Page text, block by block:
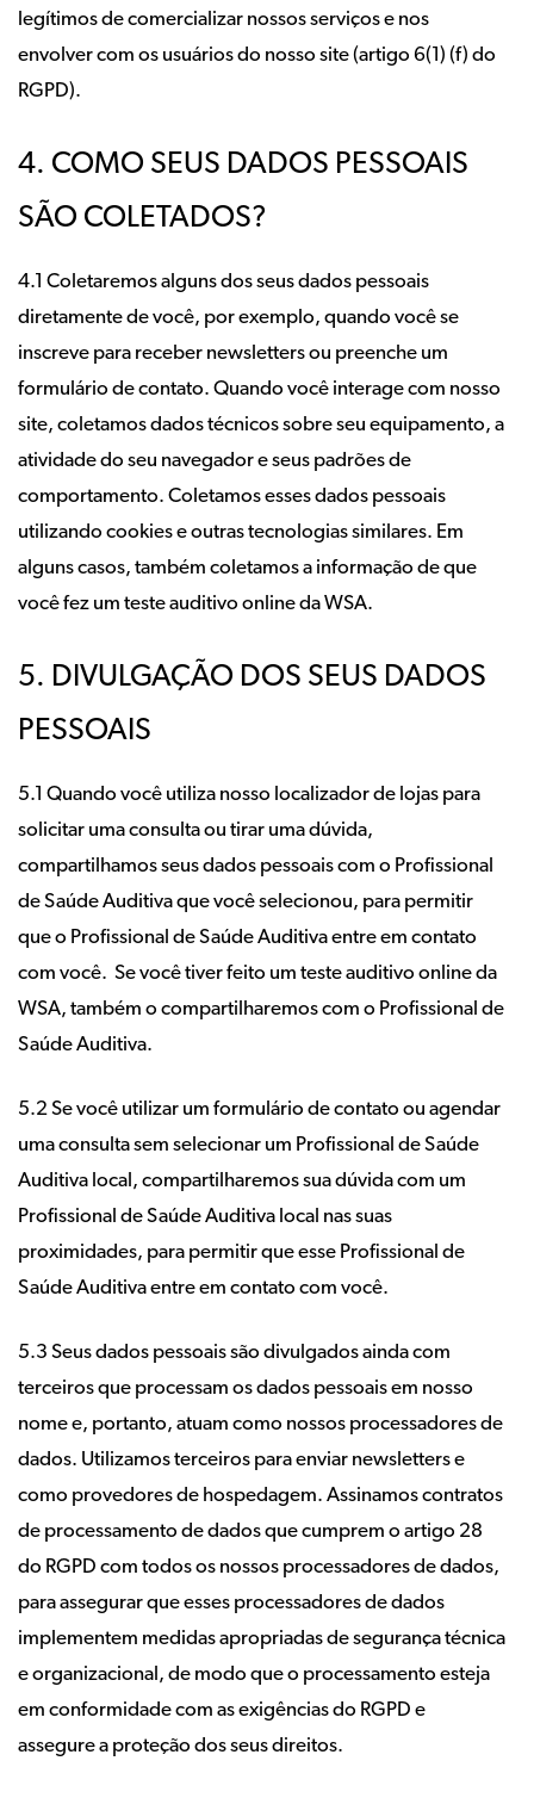
legítimos de comercializar nossos serviços e nos
envolver com os usuários do nosso site (artigo 6(1) (f) do
RGPD).
4. COMO SEUS DADOS PESSOAIS
SÃO COLETADOS?
4.1 Coletaremos alguns dos seus dados pessoais
diretamente de você, por exemplo, quando você se
inscreve para receber newsletters ou preenche um
formulário de contato. Quando você interage com nosso
site, coletamos dados técnicos sobre seu equipamento, a
atividade do seu navegador e seus padrões de
comportamento. Coletamos esses dados pessoais
utilizando cookies e outras tecnologias similares. Em
alguns casos, também coletamos a informação de que
você fez um teste auditivo online da WSA.
5. DIVULGAÇÃO DOS SEUS DADOS
PESSOAIS
5.1 Quando você utiliza nosso localizador de lojas para
solicitar uma consulta ou tirar uma dúvida,
compartilhamos seus dados pessoais com o Profissional
de Saúde Auditiva que você selecionou, para permitir
que o Profissional de Saúde Auditiva entre em contato
com você. Se você tiver feito um teste auditivo online da
WSA, também o compartilharemos com o Profissional de
Saúde Auditiva.
5.2 Se você utilizar um formulário de contato ou agendar
uma consulta sem selecionar um Profissional de Saúde
Auditiva local, compartilharemos sua dúvida com um
Profissional de Saúde Auditiva local nas suas
proximidades, para permitir que esse Profissional de
Saúde Auditiva entre em contato com você.
5.3 Seus dados pessoais são divulgados ainda com
terceiros que processam os dados pessoais em nosso
nome e, portanto, atuam como nossos processadores de
dados. Utilizamos terceiros para enviar newsletters e
como provedores de hospedagem. Assinamos contratos
de processamento de dados que cumprem o artigo 28
do RGPD com todos os nossos processadores de dados,
para assegurar que esses processadores de dados
implementem medidas apropriadas de segurança técnica
e organizacional, de modo que o processamento esteja
em conformidade com as exigências do RGPD e
assegure a proteção dos seus direitos.